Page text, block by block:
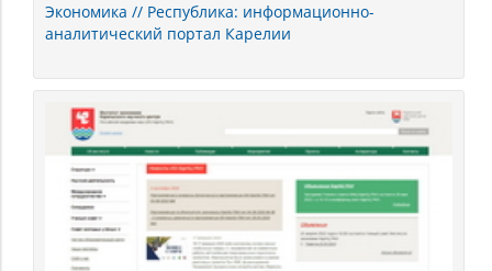
Экономика // Республика: информационно-
аналитический портал Карелии